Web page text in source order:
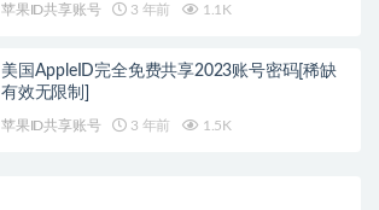
苹果ID共享账号 3 年前 1.1K
美国AppleID完全免费共享2023账号密码[稀缺
有效无限制]
苹果ID共享账号 3 年前 1.5K